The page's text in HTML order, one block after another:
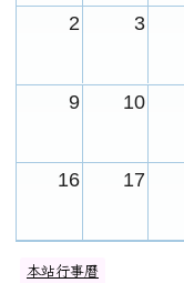
2026-02-12
2 3
9 10
16 17
本站行事曆